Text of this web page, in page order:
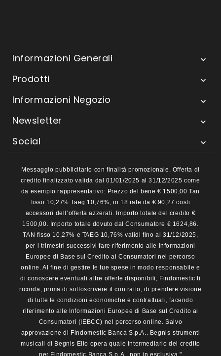
Informazioni Generali 
Prodotti 
Informazioni Negozio 
Newsletter 
Social 
Messaggio pubblicitario con finalità promozionale. Offerta di
credito finalizzato valida dal 01/01/2025 al 31/12/2025 come
da esempio rappresentativo: Prezzo del bene € 1500,00 Tan
fisso 10,27% Taeg 10,76%, in 18 rate da € 90,27 costi
accessori dell’offerta azzerati. Importo totale del credito €
1500,00. Importo totale dovuto dal Consumatore € 1624,86.
TAN fisso 10,27% e TAEG 10,76% validi fino al 31/12/2025,
per i trimestri successivi fare riferimento alle Informazioni
Europee di Base sul Credito ai Consumatori nel percorso
online. Al fine di gestire le tue spese in modo responsabile e
di conoscere eventuali altre offerte disponibili, Findomestic ti
ricorda, prima di sottoscrivere il contratto, di prendere visione
di tutte le condizioni economiche e contrattuali, facendo
riferimento alle Informazioni Europee di Base sul Credito ai
Consumatori (IEBCC) nel percorso online. Salvo
approvazione di Findomestic Banca S.p.A.. Begnis-strumenti
musicali di Begnis Elio opera quale intermediario del credito